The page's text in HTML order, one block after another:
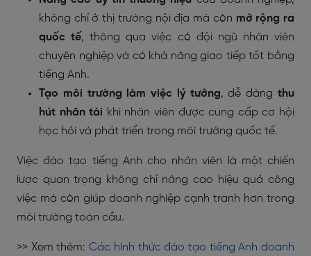
không chỉ ở thị trường nội địa mà còn mở rộng ra
quốc tế, thông qua việc có đội ngũ nhân viên
chuyên nghiệp và có khả năng giao tiếp tốt bằng
tiếng Anh.
Tạo môi trường làm việc lý tưởng, dễ dàngthu
hút nhân tài khi nhân viên được cung cấp cơ hội
học hỏi và phát triển trong môi trường quốc tế.
Việc đào tạo tiếng Anh cho nhân viên là một chiến
lược quan trọng không chỉ nâng cao hiệu quả công
việc mà còn giúp doanh nghiệp cạnh tranh hơn trong
môi trường toàn cầu.
>> Xem thêm:Các hình thức đào tạo tiếng Anh doanh